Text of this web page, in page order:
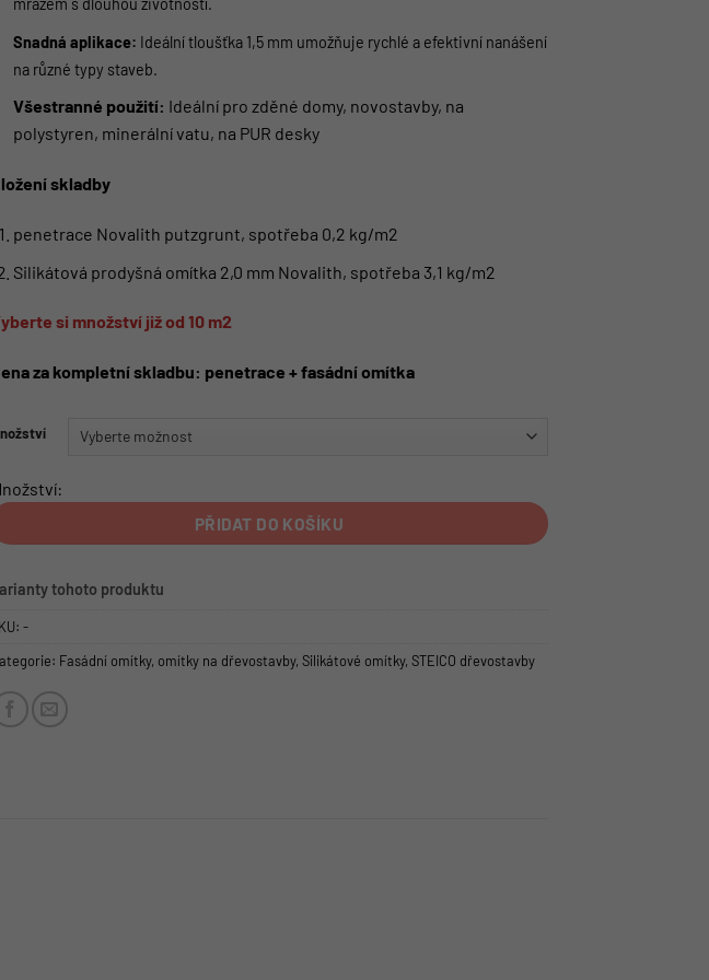
mrazem s dlouhou životností.
Snadná aplikace: Ideální tloušťka 1,5 mm umožňuje rychlé a efektivní nanášení
na různé typy staveb.
Všestranné použití: Ideální pro zděné domy, novostavby, na
polystyren, minerální vatu, na PUR desky
skladby
penetrace Novalith putzgrunt, spotřeba 0,2 kg/m2
Silikátová prodyšná omítka 2,0 mm Novalith, spotřeba 3,1 kg/m2
si množství již od 10 m2
za kompletní skladbu: penetrace + fasádní omítka
PŘIDAT DO KOŠÍKU
tohoto produktu
-
Fasádní omítky, omítky na dřevostavby, Silikátové omítky, STEICO dřevostavby